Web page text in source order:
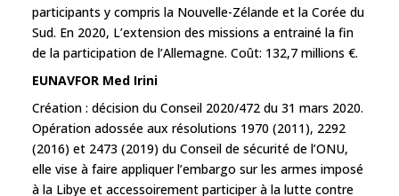
participants y compris la Nouvelle-Zélande et la Corée du
Sud. En 2020, L’extension des missions a entrainé la fin
de la participation de l’Allemagne. Coût: 132,7 millions €.
EUNAVFOR Med Irini
Création : décision du Conseil 2020/472 du 31 mars 2020.
Opération adossée aux résolutions 1970 (2011), 2292
(2016) et 2473 (2019) du Conseil de sécurité de l’ONU,
elle vise à faire appliquer l’embargo sur les armes imposé
à la Libye et accessoirement participer à la lutte contre